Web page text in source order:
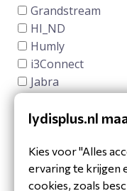
lydisplus.nl
Kies voor "Alles
ervaring te krijgen
cookies, zoals